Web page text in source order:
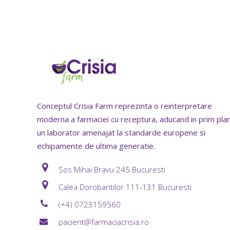
Conceptul Crisia Farm reprezinta o reinterpretare
moderna a farmaciei cu receptura, aducand in prim
un laborator amenajat la standarde europene si
echipamente de ultima generatie.
Sos Mihai Bravu 245 Bucuresti
Calea Dorobantilor 111-131 Bucuresti
(+4) 0723159560
pacient@farmaciacrisia.ro